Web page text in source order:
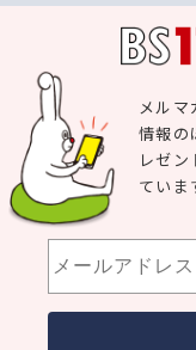
メル
情報の
レゼ
ていま